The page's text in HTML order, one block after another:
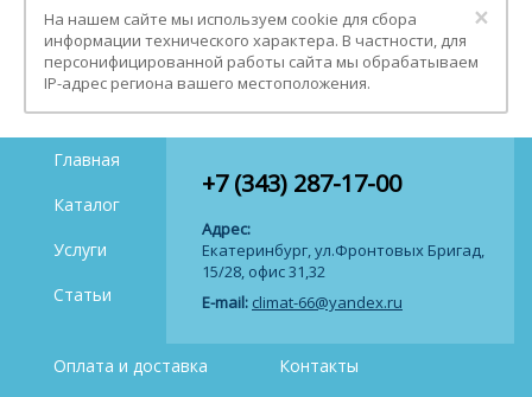
×
На нашем сайте мы используем cookie для сбора
информации технического характера. В частности, для
персонифицированной работы сайта мы обрабатываем
IP-адрес региона вашего местоположения.
+7 (343) 287-17-00
Адрес:
Екатеринбург, ул.Фронтовых Бригад,
15/28, офис 31,32
E-mail: climat-66@yandex.ru
Главная
Каталог
Услуги
Статьи
Оплата и доставка
Контакты